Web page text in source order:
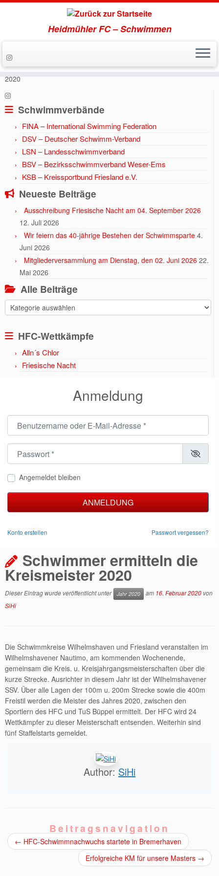
Zum
Inhalt
springen
Heidmühler FC – Schwimmen
Start » Aktuell » Jahr 2020 » Schwimmer ermitteln die Kreismeister
2020
Schwimmverbände
FINA – International Swimming Federation
DSV – Deutscher Schwimm-Verband
LSN – Landesschwimmverband
BSV – Bezirksschwimmverband Weser-Ems
KSB – Kreissportbund Friesland e.V.
Neueste Beiträge
Ausschreibung Friesische Nacht am 04. September 2026
12. Juli 2026
Wir feiern das 40-jährige Bestehen der Schwimmsparte 4.
Juni 2026
Mitgliederversammlung am Dienstag, den 02. Juni 2026 22.
Mai 2026
Alle Beiträge
Alle
Beiträge
HFC-Wettkämpfe
Alln´s Chlor
Friesische Nacht
Anmeldung
Angemeldet bleiben
ANMELDUNG
Konto erstellen Passwort vergessen?
Schwimmer ermitteln die
Kreismeister 2020
Dieser Eintrag wurde veröffentlicht unter Jahr 2020 am 16. Februar 2020 von
SiHi
Die Schwimmkreise Wilhelmshaven und Friesland veranstalten im
Wilhelmshavener Nautimo, am kommenden Wochenende,
gemeinsam die Kreis. u. Kreisjahrgangsmeisterschaften über die
kurze Strecke. Ausrichter in diesem Jahr ist der Wilhelmshavener
SSV. Über alle Lagen der 100m u. 200m Strecke sowie die 400m
Freistil werden die Meister des Jahres 2020, zwischen den
Sportlern des HFC und TuS Büppel ermittelt. Der HFC wird 24
Wettkämpfer zu dieser Meisterschaft entsenden. Weiterhin sind
fünf Staffelstarts gemeldet.
Author: SiHi
Beitragsnavigation
← HFC-Schwimmnachwuchs startete in Bremerhaven
Erfolgreiche KM für unsere Masters →